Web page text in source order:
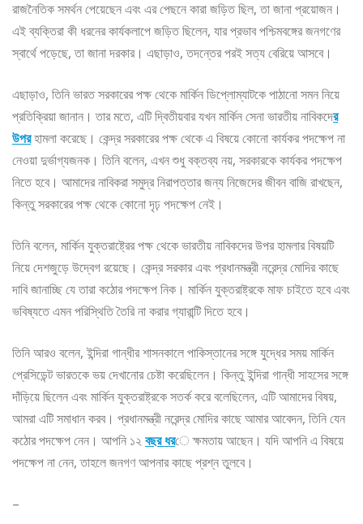
রাজনৈতিক সমর্থন পেয়েছেন এবং এর পেছনে কারা জড়িত ছিল, তা জানা প্রয়োজন।
এই ব্যক্তিরা কী ধরনের কার্যকলাপে জড়িত ছিলেন, যার প্রভাব পশ্চিমবঙ্গের জনগণের
স্বার্থে পড়েছে, তা জানা দরকার। এছাড়াও, তদন্তের পরই সত্য বেরিয়ে আসবে।
এছাড়াও, তিনি ভারত সরকারের পক্ষ থেকে মার্কিন ডিপ্লোম্যাটকে পাঠানো সমন নিয়ে
প্রতিক্রিয়া জানান। তার মতে, এটি দ্বিতীয়বার যখন মার্কিন সেনা ভারতীয় নাবিকদের
উপরহামলা করেছে। কেন্দ্র সরকারের পক্ষ থেকে এ বিষয়ে কোনো কার্যকর পদক্ষেপ না
নেওয়া দুর্ভাগ্যজনক। তিনি বলেন, এখন শুধু বক্তব্য নয়, সরকারকে কার্যকর পদক্ষেপ
নিতে হবে। আমাদের নাবিকরা সমুদ্র নিরাপত্তার জন্য নিজেদের জীবন বাজি রাখছেন,
কিন্তু সরকারের পক্ষ থেকে কোনো দৃঢ় পদক্ষেপ নেই।
তিনি বলেন, মার্কিন যুক্তরাষ্ট্রের পক্ষ থেকে ভারতীয় নাবিকদের উপর হামলার বিষয়টি
নিয়ে দেশজুড়ে উদ্বেগ রয়েছে। কেন্দ্র সরকার এবং প্রধানমন্ত্রী নরেন্দ্র মোদির কাছে
দাবি জানাচ্ছি যে তারা কঠোর পদক্ষেপ নিক। মার্কিন যুক্তরাষ্ট্রকে মাফ চাইতে হবে এবং
ভবিষ্যতে এমন পরিস্থিতি তৈরি না করার গ্যারান্টি দিতে হবে।
তিনি আরও বলেন, ইন্দিরা গান্ধীর শাসনকালে পাকিস্তানের সঙ্গে যুদ্ধের সময় মার্কিন
প্রেসিডেন্ট ভারতকে ভয় দেখানোর চেষ্টা করেছিলেন। কিন্তু ইন্দিরা গান্ধী সাহসের সঙ্গে
দাঁড়িয়ে ছিলেন এবং মার্কিন যুক্তরাষ্ট্রকে সতর্ক করে বলেছিলেন, এটি আমাদের বিষয়,
আমরা এটি সমাধান করব। প্রধানমন্ত্রী নরেন্দ্র মোদির কাছে আমার আবেদন, তিনি যেন
কঠোর পদক্ষেপ নেন। আপনি ১২ বছর ধরে ক্ষমতায় আছেন। যদি আপনি এ বিষয়ে
পদক্ষেপ না নেন, তাহলে জনগণ আপনার কাছে প্রশ্ন তুলবে।
–